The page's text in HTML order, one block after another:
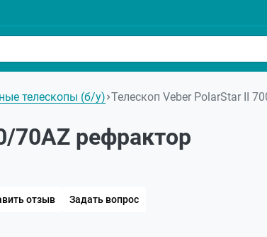
телескопы (б/у) Телескоп Veber PolarStar II
70AZ рефрактор
отзыв Задать вопрос